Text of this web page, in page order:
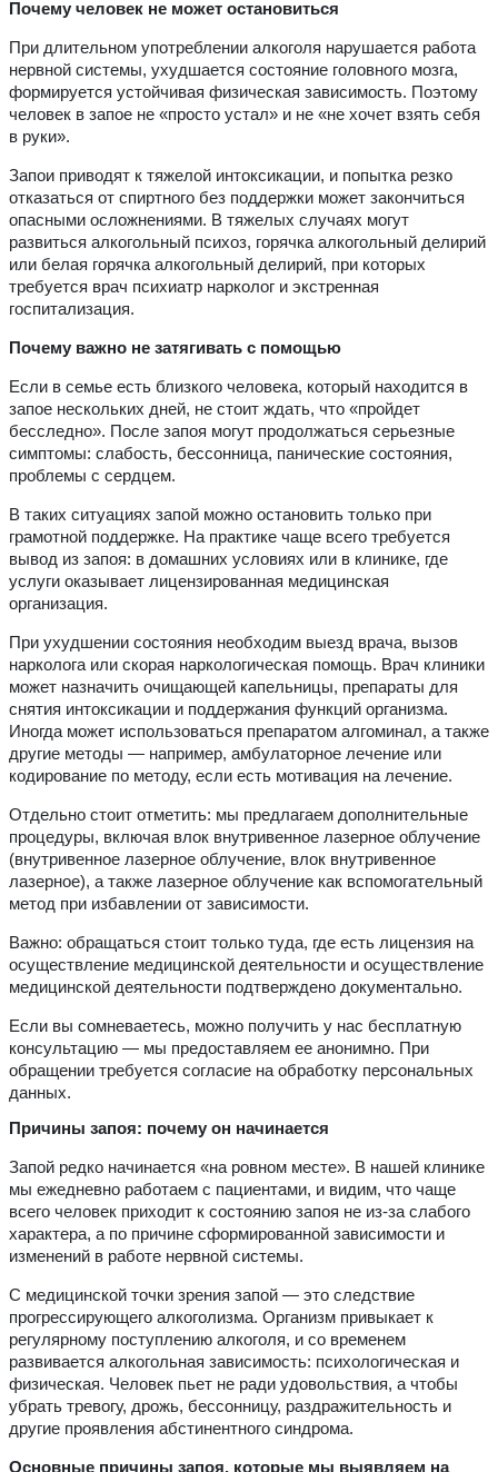
Почему человек не может остановиться
При длительном употреблении алкоголя нарушается работа
нервной системы, ухудшается состояние головного мозга,
формируется устойчивая физическая зависимость. Поэтому
человек в запое не «просто устал» и не «не хочет взять себя
в руки».
Запои приводят к тяжелой интоксикации, и попытка резко
отказаться от спиртного без поддержки может закончиться
опасными осложнениями. В тяжелых случаях могут
развиться алкогольный психоз, горячка алкогольный делирий
или белая горячка алкогольный делирий, при которых
требуется врач психиатр нарколог и экстренная
госпитализация.
Почему важно не затягивать с помощью
Если в семье есть близкого человека, который находится в
запое нескольких дней, не стоит ждать, что «пройдет
бесследно». После запоя могут продолжаться серьезные
симптомы: слабость, бессонница, панические состояния,
проблемы с сердцем.
В таких ситуациях запой можно остановить только при
грамотной поддержке. На практике чаще всего требуется
вывод из запоя: в домашних условиях или в клинике, где
услуги оказывает лицензированная медицинская
организация.
При ухудшении состояния необходим выезд врача, вызов
нарколога или скорая наркологическая помощь. Врач клиники
может назначить очищающей капельницы, препараты для
снятия интоксикации и поддержания функций организма.
Иногда может использоваться препаратом алгоминал, а также
другие методы — например, амбулаторное лечение или
кодирование по методу, если есть мотивация на лечение.
Отдельно стоит отметить: мы предлагаем дополнительные
процедуры, включая влок внутривенное лазерное облучение
(внутривенное лазерное облучение, влок внутривенное
лазерное), а также лазерное облучение как вспомогательный
метод при избавлении от зависимости.
Важно: обращаться стоит только туда, где есть лицензия на
осуществление медицинской деятельности и осуществление
медицинской деятельности подтверждено документально.
Если вы сомневаетесь, можно получить у нас бесплатную
консультацию — мы предоставляем ее анонимно. При
обращении требуется согласие на обработку персональных
данных.
Причины запоя: почему он начинается
Запой редко начинается «на ровном месте». В нашей клинике
мы ежедневно работаем с пациентами, и видим, что чаще
всего человек приходит к состоянию запоя не из-за слабого
характера, а по причине сформированной зависимости и
изменений в работе нервной системы.
С медицинской точки зрения запой — это следствие
прогрессирующего алкоголизма. Организм привыкает к
регулярному поступлению алкоголя, и со временем
развивается алкогольная зависимость: психологическая и
физическая. Человек пьет не ради удовольствия, а чтобы
убрать тревогу, дрожь, бессонницу, раздражительность и
другие проявления абстинентного синдрома.
Основные причины запоя, которые мы выявляем на